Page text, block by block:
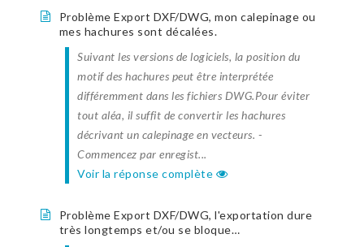
Problème Export DXF/DWG, mon calepinage ou
mes hachures sont décalées.
Suivant les versions de logiciels, la position du
motif des hachures peut être interprétée
différemment dans les fichiers DWG.Pour éviter
tout aléa, il suffit de convertir les hachures
décrivant un calepinage en vecteurs. -
Commencez par enregist...
Voir la réponse complète
Problème Export DXF/DWG, l'exportation dure
très longtemps et/ou se bloque…